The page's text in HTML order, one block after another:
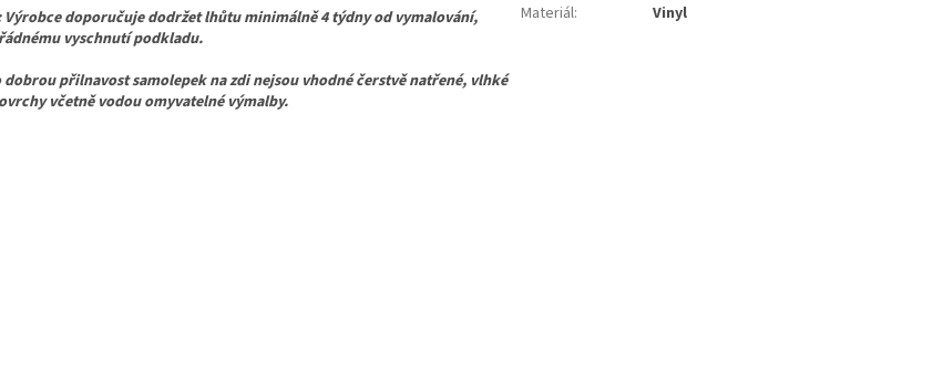
Výrobce doporučuje dodržet lhůtu minimálně 4 týdny od vymalování,
vyschnutí podkladu.
přilnavost samolepek na zdi nejsou vhodné čerstvě natřené, vlhké
včetně vodou omyvatelné výmalby.
Materiál: Vinyl